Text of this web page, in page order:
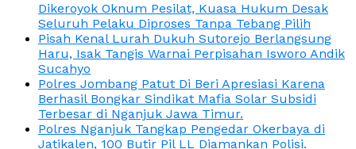
Dikeroyok Oknum Pesilat, Kuasa Hukum Desak
Seluruh Pelaku Diproses Tanpa Tebang Pilih
Pisah Kenal Lurah Dukuh Sutorejo Berlangsung
Haru, Isak Tangis Warnai Perpisahan Isworo Andik
Sucahyo
Polres Jombang Patut Di Beri Apresiasi Karena
Berhasil Bongkar Sindikat Mafia Solar Subsidi
Terbesar di Nganjuk Jawa Timur.
Polres Nganjuk Tangkap Pengedar Okerbaya di
Jatikalen, 100 Butir Pil LL Diamankan Polisi.